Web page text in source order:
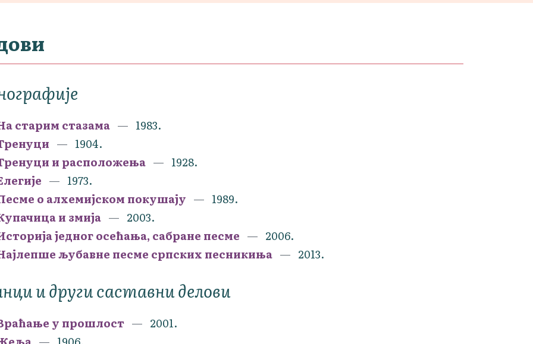
старим стазама
1983.
1904.
и расположења
1928.
1973.
о алхемијском покушају
1989.
и змија
2003.
једног осећања, сабране песме
2006.
љубавне песме српских песникиња
2013.
и други саставни делови
у прошлост
2001.